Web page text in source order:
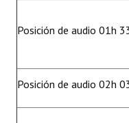
Posición de audio 01h
Posición de audio 02h